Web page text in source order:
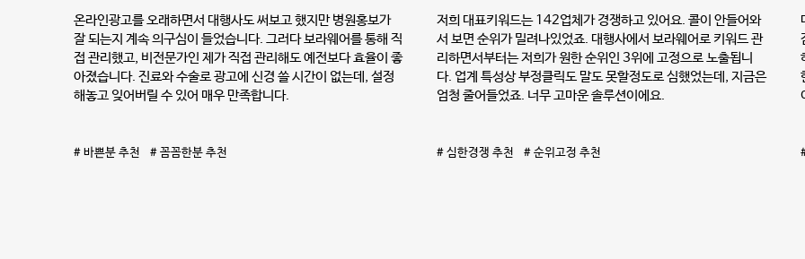
온라인광고를 오래하면서 대행사도 써보고 했지만 병원홍보가
잘 되는지 계속 의구심이 들었습니다. 그러다 보라웨어를 통해 직
접 관리했고, 비전문가인 제가 직접 관리해도 예전보다 효율이 좋
아졌습니다. 진료와 수술로 광고에 신경 쓸 시간이 없는데, 설정
해놓고 잊어버릴 수 있어 매우 만족합니다.
# 바쁜분 추천 # 꼼꼼한분 추천
저희 대표키워드는 142업체가 경쟁하고 있어요. 콜이 안들어와
서 보면 순위가 밀려나있었죠. 대행사에서 보라웨어로 키워드 관
리하면서부터는 저희가 원한 순위인 3위에 고정으로 노출됩니
다. 업계 특성상 부정클릭도 말도 못할정도로 심했었는데, 지금은
엄청 줄어들었죠. 너무 고마운 솔루션이에요.
# 심한경쟁 추천 # 순위고정 추천